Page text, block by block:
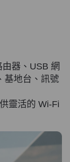
器、USB 網
基地台、訊號
靈活的 Wi-Fi